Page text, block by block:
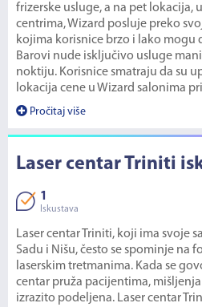
frizerske usluge, a na pet lokacija,
centrima, Wizard posluje preko
kojima korisnice brzo i lako mogu
Barovi nude isključivo usluge
noktiju. Korisnice smatraju da su
lokacija cene u Wizard salonima
Pročitaj više
Laser centar Triniti
1
Iskustava
Laser centar Triniti, koji ima svoje
Sadu i Nišu, često se spominje na
laserskim tretmanima. Kada se
centar pruža pacijentima,
izrazito podeljena. Laser centar